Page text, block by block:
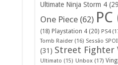
Ultimate Ninja Storm 4
One Piece(62) PC
(18) Playstation 4(20) PS4
Tomb Raider(16) Sessão
(31) Street Fighter
Ultimato (15) Unbox(17)